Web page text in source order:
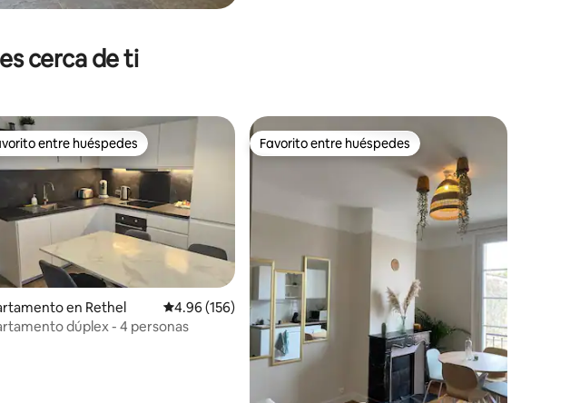
cerca de ti
4.85 de 5, 65 reseñas
entre huéspedes
entre huéspedes
en Rethel Calificación promedio: 4.96 de 5, 156 reseñas
4.96 (156)
dúplex - 4 personas
Favorito entre huéspedes
Favorito entre huéspedes